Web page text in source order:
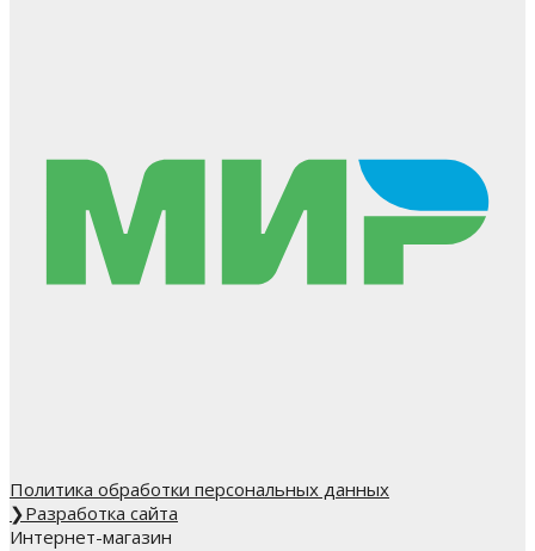
Политика обработки персональных данных
❯Разработка сайта
Интернет-магазин